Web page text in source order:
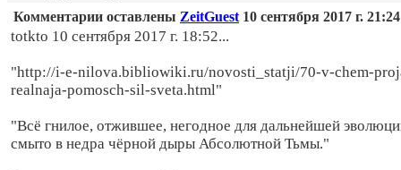
Комментарии оставлены ZeitGuest 10 сентября 2017 г. 21:24
totkto 10 сентября 2017 г. 18:52...
"http://i-e-nilova.bibliowiki.ru/novosti_statji/70-v-chem-
realnaja-pomosch-sil-sveta.html"
"Всё гнилое, отжившее, негодное для дальнейшей
смыто в недра чёрной дыры Абсолютной Тьмы."